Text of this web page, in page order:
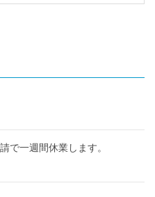
で一週間休業します。